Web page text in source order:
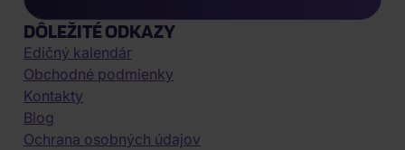
DÔLEŽITÉ ODKAZY
Edičný kalendár
Obchodné podmienky
Kontakty
Blog
Ochrana osobných údajov